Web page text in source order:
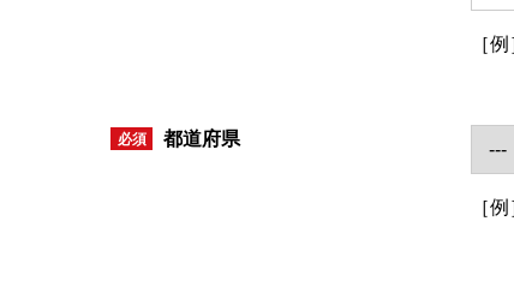
［
必須 都道府県
［